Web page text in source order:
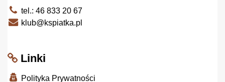
tel.: 46 833 20 67
klub@kspiatka.pl
Linki
Polityka Prywatności